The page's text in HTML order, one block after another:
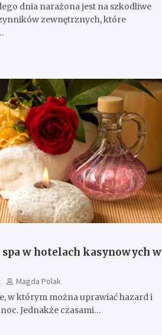
dnia narażona jest na szkodliwe
zewnętrznych, które
w hotelach kasynowych w
Magda Polak
w którym można uprawiać hazard i
noc. Jednakże czasami…